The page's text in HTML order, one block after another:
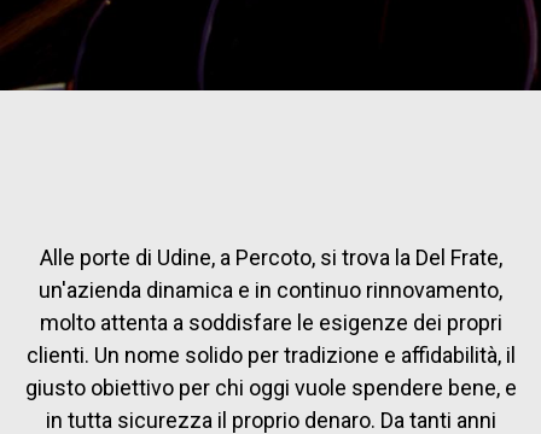
Alle porte di Udine, a Percoto, si trova la Del Frate,
un'azienda dinamica e in continuo rinnovamento,
molto attenta a soddisfare le esigenze dei propri
clienti. Un nome solido per tradizione e affidabilità, il
giusto obiettivo per chi oggi vuole spendere bene, e
in tutta sicurezza il proprio denaro. Da tanti anni